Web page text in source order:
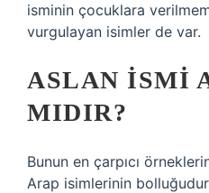
isminin çocuklara
vurgulayan isimler de var.
ASLAN ISMI
MIDIR?
Bunun en çarpıcı
Arap isimlerinin